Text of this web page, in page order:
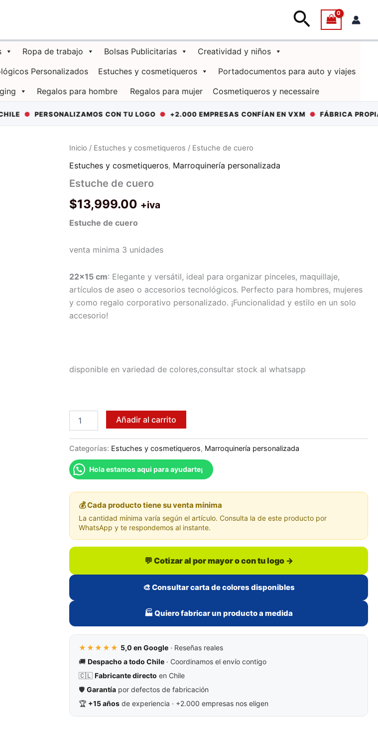
Buscar
Ropa de trabajo Bolsas Publicitarias
Creatividad y niños
Personalizados Estuches y cosmetiqueros
Portadocumentos para auto y viajes
Regalos para hombre Regalos para mujer Cosmetiqueros y necessaire
●PERSONALIZAMOS CON TU LOGO●+2.000 EMPRESAS CONFÍAN EN VXM●FÁBRICA PROPIA EN
Inicio / Estuches y cosmetiqueros / Estuche de cuero
Estuches y cosmetiqueros, Marroquinería personalizada
Estuche de cuero
$13,999.00 +iva
Estuche de cuero
venta minima 3 unidades
22×15 cm: Elegante y versátil, ideal para organizar pinceles, maquillaje,
artículos de aseo o accesorios tecnológicos. Perfecto para hombres, mujeres
y como regalo corporativo personalizado. ¡Funcionalidad y estilo en un solo
accesorio!
disponible en variedad de colores,consultar stock al whatsapp
cantidad
Añadir al carrito
Categorías: Estuches y cosmetiqueros, Marroquinería personalizada
Hola estamos aqui para ayudarte¡
💰 Cada producto tiene su venta mínima
La cantidad mínima varía según el artículo. Consulta la de este producto por
WhatsApp y te respondemos al instante.
💬 Cotizar al por mayor o con tu logo →
🎨 Consultar carta de colores disponibles
🏭 Quiero fabricar un producto a medida
★★★★★ 5,0 en Google · Reseñas reales
🚚Despacho a todo Chile · Coordinamos el envío contigo
🇨🇱Fabricante directo en Chile
🛡️Garantía por defectos de fabricación
🏆 +15 años de experiencia · +2.000 empresas nos eligen